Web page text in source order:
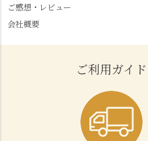
ご感想・レビュー
会社概要
ご利用ガイド